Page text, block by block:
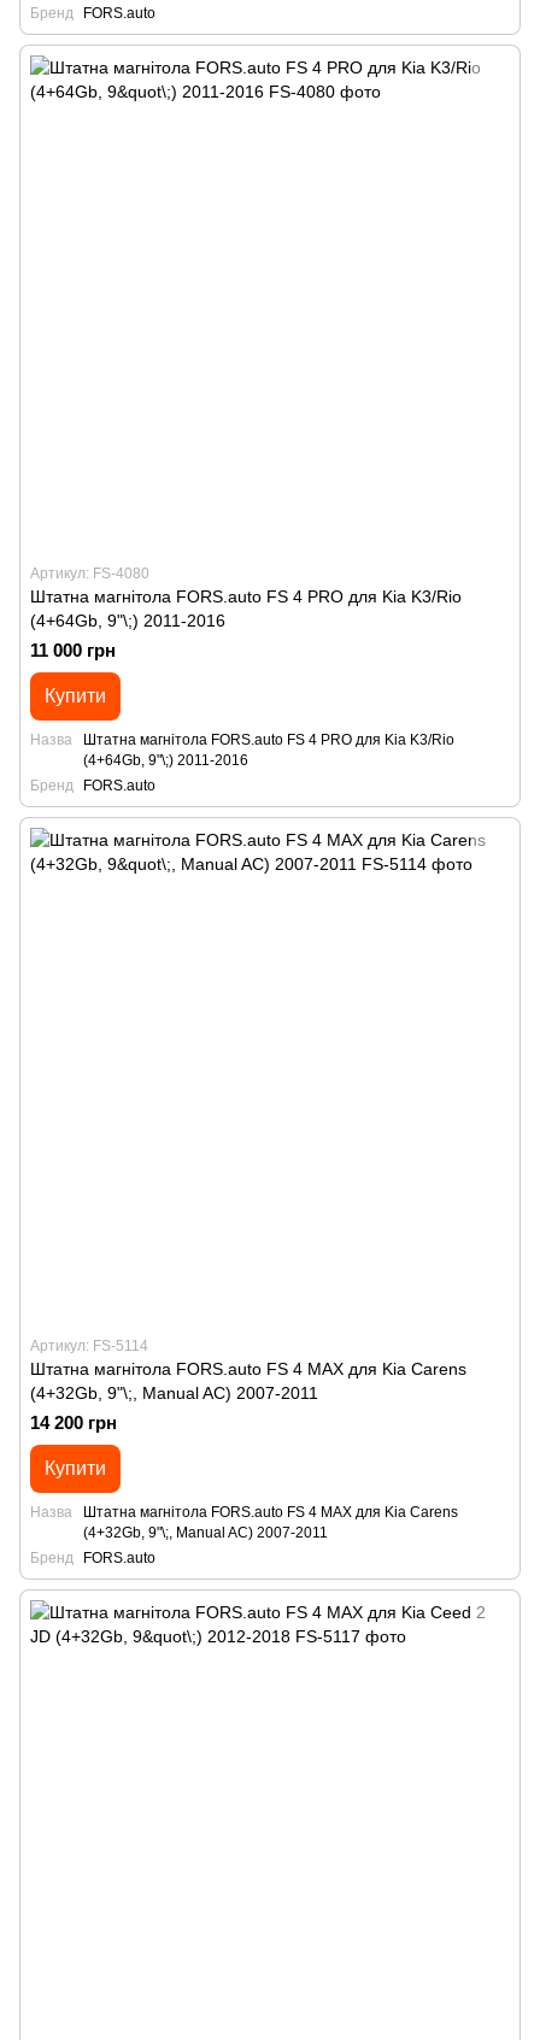
Бренд
FORS.auto
Артикул: FS-4080
Штатна магнітола FORS.auto FS 4 PRO для Kia K3/Rio
(4+64Gb, 9"\;) 2011-2016
11 000 грн
Купити
Назва
Штатна магнітола FORS.auto FS 4 PRO для Kia K3/Rio
(4+64Gb, 9"\;) 2011-2016
Бренд
FORS.auto
Артикул: FS-5114
Штатна магнітола FORS.auto FS 4 MAX для Kia Carens
(4+32Gb, 9"\;, Manual AC) 2007-2011
14 200 грн
Купити
Назва
Штатна магнітола FORS.auto FS 4 MAX для Kia Carens
(4+32Gb, 9"\;, Manual AC) 2007-2011
Бренд
FORS.auto